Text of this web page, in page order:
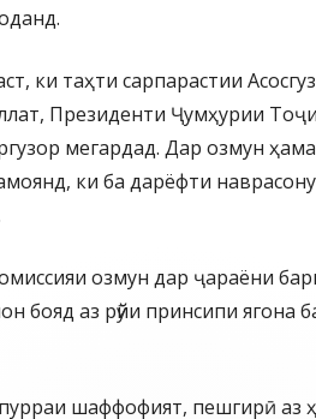
ки таҳти сарпарастии
Президенти Ҷумҳурии
мегардад. Дар озмун
ки ба дарёфти
озмун дар ҷараёни
бояд аз рӯйи принсипи ягона
шаффофият, пешгирӣ аз